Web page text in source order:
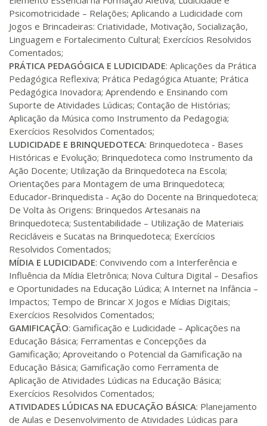
Matricular
320 H 40 dias 120dias
R$ 1.586,20
340 H 43dias 120dias
R$ 1.685,33
Matricular
360 H 45dias 120dias
Matricular
380 H 48dias 150dias
R$ 1.883,61
Matricular
400 H 50dias 150 dias
R$ 1.982,74
Matricular
420 H 53dias 150 dias
R$ 2.082,12
Matricular
440 H 55dias 150 dias
Matricular
Psicomotricidade – Relações; Aplicando a Ludicidade com
Jogos e Brincadeiras: Criatividade, Motivação, Socialização,
Linguagem e Fortalecimento Cultural; Exercícios Resolvidos
Comentados;
PRÁTICA PEDAGÓGICA E LUDICIDADE: Aplicações da Prática
Pedagógica Reflexiva; Prática Pedagógica Atuante; Prática
Pedagógica Inovadora; Aprendendo e Ensinando com
Suporte de Atividades Lúdicas; Contação de Histórias;
Aplicação da Música como Instrumento da Pedagogia;
Exercícios Resolvidos Comentados;
LUDICIDADE E BRINQUEDOTECA: Brinquedoteca - Bases
Históricas e Evolução; Brinquedoteca como Instrumento da
Ação Docente; Utilização da Brinquedoteca na Escola;
Orientações para Montagem de uma Brinquedoteca;
Educador-Brinquedista - Ação do Docente na Brinquedoteca;
De Volta às Origens: Brinquedos Artesanais na
Brinquedoteca; Sustentabilidade – Utilização de Materiais
Recicláveis e Sucatas na Brinquedoteca; Exercícios
Resolvidos Comentados;
MÍDIA E LUDICIDADE: Convivendo com a Interferência e
Influência da Mídia Eletrônica; Nova Cultura Digital – Desafios
e Oportunidades na Educação Lúdica; A Internet na Infância –
Impactos; Tempo de Brincar X Jogos e Mídias Digitais;
Exercícios Resolvidos Comentados;
GAMIFICAÇÃO: Gamificação e Ludicidade – Aplicações na
Educação Básica; Ferramentas e Concepções da
Gamificação; Aproveitando o Potencial da Gamificação na
Educação Básica; Gamificação como Ferramenta de
Aplicação de Atividades Lúdicas na Educação Básica;
Exercícios Resolvidos Comentados;
ATIVIDADES LÚDICAS NA EDUCAÇÃO BÁSICA: Planejamento
de Aulas e Desenvolvimento de Atividades Lúdicas para